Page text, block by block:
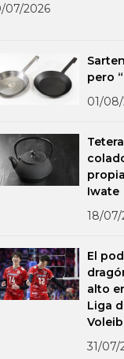
07/2026
pero
01/
Iwate
18/07/
El
alto
Liga
31/07/